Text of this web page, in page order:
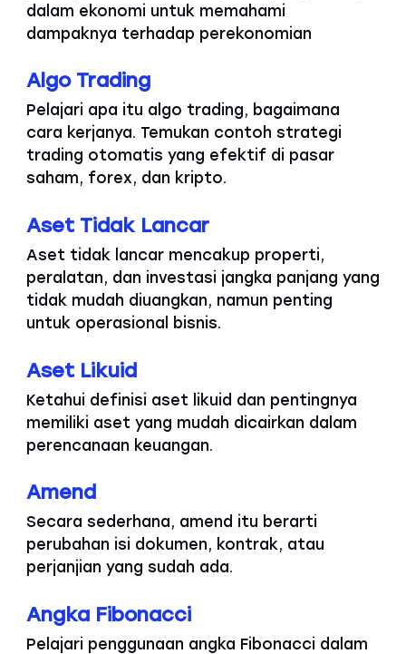
dalam ekonomi untuk memahami
dampaknya terhadap perekonomian
Algo Trading
Pelajari apa itu algo trading, bagaimana
cara kerjanya. Temukan contoh strategi
trading otomatis yang efektif di pasar
saham, forex, dan kripto.
Aset Tidak Lancar
Aset tidak lancar mencakup properti,
peralatan, dan investasi jangka panjang yang
tidak mudah diuangkan, namun penting
untuk operasional bisnis.
Aset Likuid
Ketahui definisi aset likuid dan pentingnya
memiliki aset yang mudah dicairkan dalam
perencanaan keuangan.
Amend
Secara sederhana, amend itu berarti
perubahan isi dokumen, kontrak, atau
perjanjian yang sudah ada.
Angka Fibonacci
Pelajari penggunaan angka Fibonacci dalam